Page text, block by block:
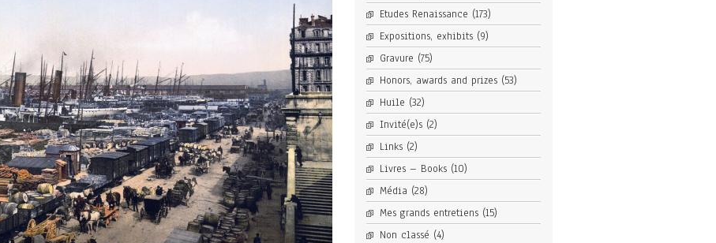
Etudes Renaissance (173)
Expositions, exhibits(9)
Gravure (75)
Honors, awards and prizes(53)
Huile (32)
Invité(e)s(2)
Links(2)
Livres – Books(10)
Média (28)
Mes grands entretiens(15)
Non classé (4)